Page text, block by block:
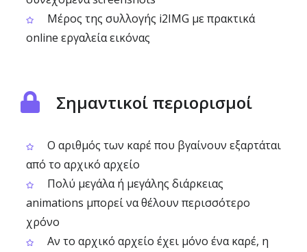
Μέρος της συλλογής i2IMG με πρακτικά
online εργαλεία εικόνας
Σημαντικοί περιορισμοί
Ο αριθμός των καρέ που βγαίνουν εξαρτάται
από το αρχικό αρχείο
Πολύ μεγάλα ή μεγάλης διάρκειας
animations μπορεί να θέλουν περισσότερο
χρόνο
Αν το αρχικό αρχείο έχει μόνο ένα καρέ, η